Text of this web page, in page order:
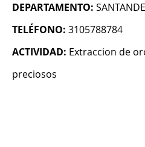
DEPARTAMENTO:
TELÉFONO: 3105788784
ACTIVIDAD: Extraccion de
preciosos